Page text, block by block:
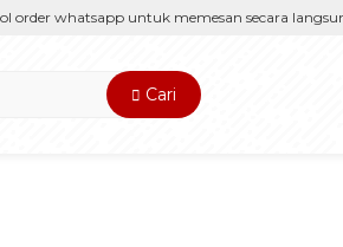
whatsapp untuk memesan secara langsung.
Cari